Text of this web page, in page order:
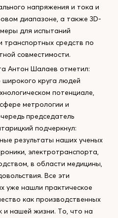
напряжения и тока и
диапазоне, а также 3D-
для испытаний
средств по
совместимости.
Антон Шалаев отметил:
круга людей
потенциале,
метрологии и
председатель
подчеркнул:
результаты наших ученых
электротранспорта,
в области медицины,
Все эти
уже нашли практическое
как производственных
и нашей жизни. То, что на